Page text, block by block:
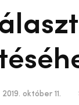
2019. október 11.